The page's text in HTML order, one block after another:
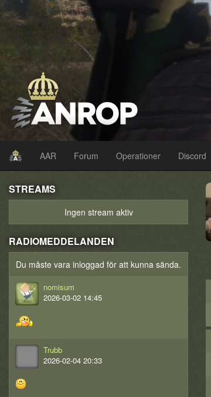
AAR Forum Operationer Discord
STREAMS
Ingen stream aktiv
RADIOMEDDELANDEN
Du måste vara inloggad för att kunna sända.
nomisum
2026-03-02 14:45
Trubb
2026-02-04 20:33